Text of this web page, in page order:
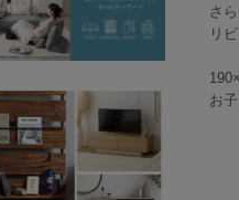
さ
リ
お